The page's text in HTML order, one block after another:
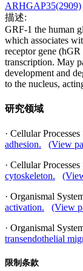
ARHGAP35(2909)
描述:
GRF-1 the human
which associates
receptor gene
transcription. May
development and
to the nucleus,
研究领域
· Cellular
adhesion.
(View
· Cellular
cytoskeleton.
· Organismal
activation.
(View
· Organismal
transendothelial
限制条款